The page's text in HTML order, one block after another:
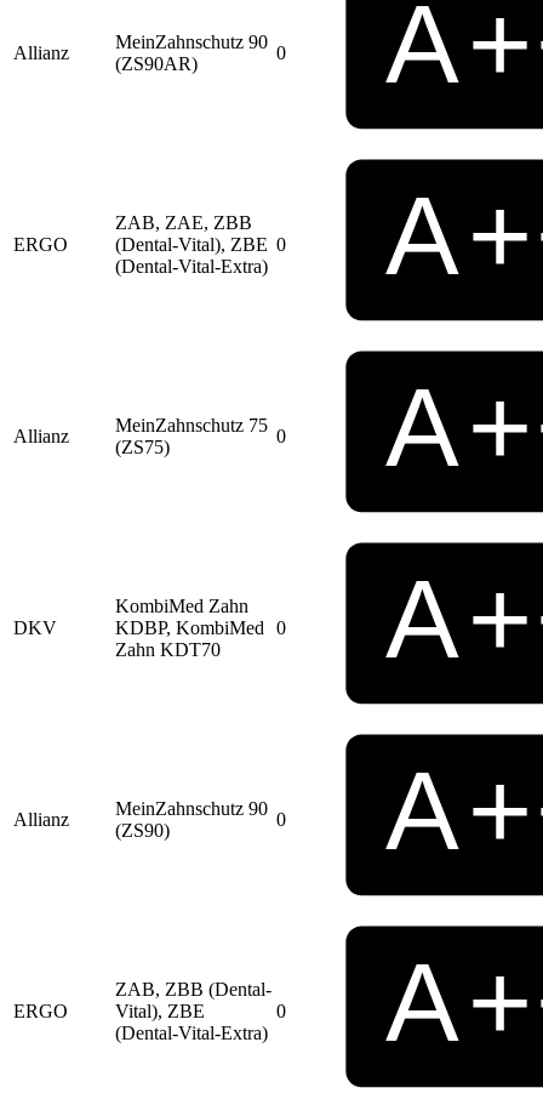
Allianz
MeinZahnschutz 90
(ZS90AR)
0
ERGO
ZAB, ZAE, ZBB
(Dental-Vital), ZBE
(Dental-Vital-Extra)
0
Allianz
MeinZahnschutz 75
(ZS75)
0
DKV
KombiMed Zahn
KDBP, KombiMed
Zahn KDT70
0
Allianz
MeinZahnschutz 90
(ZS90)
0
ERGO
ZAB, ZBB (Dental-
Vital), ZBE
(Dental-Vital-Extra)
0